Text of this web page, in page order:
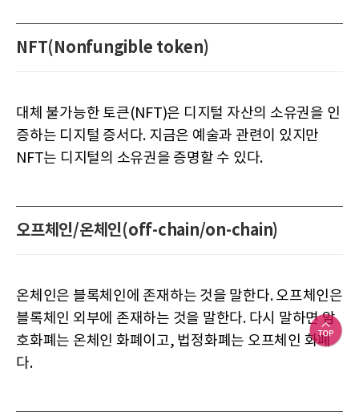
NFT(Nonfungible token)
대체 불가능한 토큰(NFT)은 디지털 자산의 소유권을 인
증하는 디지털 증서다. 지금은 예술과 관련이 있지만
NFT는 디지털의 소유권을 증명할 수 있다.
오프체인/온체인(off-chain/on-chain)
온체인은 블록체인에 존재하는 것을 말한다. 오프체인은
블록체인 외부에 존재하는 것을 말한다. 다시 말하면 암
호화폐는 온체인 화폐이고, 법정화폐는 오프체인 화폐
다.